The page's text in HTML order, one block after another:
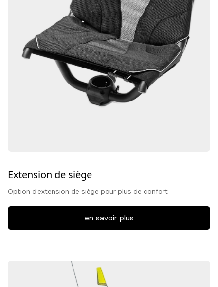
Extension de siège
Option d’extension de siège pour plus de confort
en savoir plus